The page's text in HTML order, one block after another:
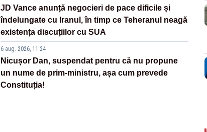
JD Vance anunță negocieri de pace dificile și
îndelungate cu Iranul, în timp ce Teheranul neagă
existența discuțiilor cu SUA
6 aug. 2026, 11:24
Nicușor Dan, suspendat pentru că nu propune
un nume de prim-ministru, așa cum prevede
Constituția!